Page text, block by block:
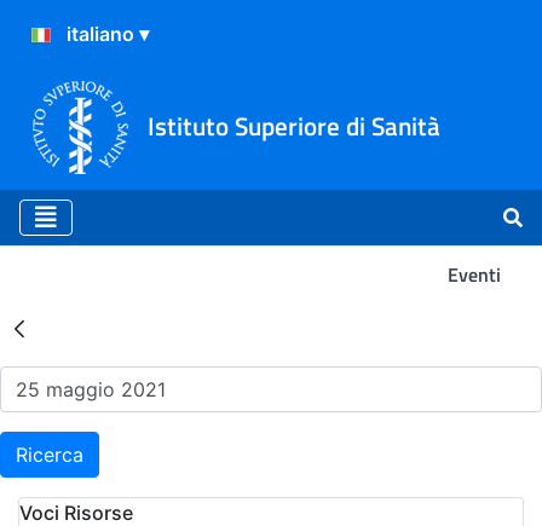
Istituto Superiore di Sanità
Eventi
Risultati della Ricerca -
Ricerca
Voci Risorse